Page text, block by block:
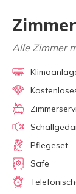
Zimmer
Alle Zimmer
Pflegeset
Safe